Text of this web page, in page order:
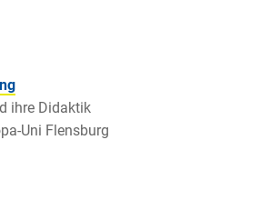
ihre Didaktik
Uni Flensburg